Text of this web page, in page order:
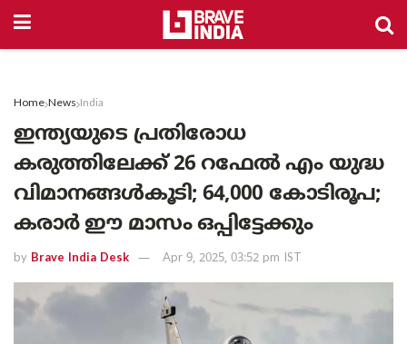
Home News India
ഇന്ത്യയുടെ പ്രതിരോധ
കരുത്തിലേക്ക് 26 റഫേൽ എം യുദ്ധ
വിമാനങ്ങൾകൂടി; 64,000 കോടിരൂപ;
കരാർ ഈ മാസം ഒപ്പിട്ടേക്കും
by Brave India Desk Apr 9, 2025, 03:52 pm IST